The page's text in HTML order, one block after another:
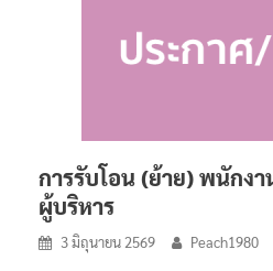
การรับโอน (ย้าย) พนักง
ผู้บริหาร
3 มิถุนายน 2569 Peach1980